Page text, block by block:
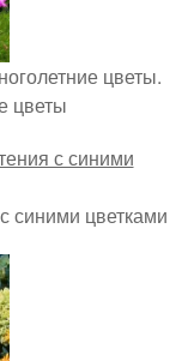
цветы.
цветы
синими цветками